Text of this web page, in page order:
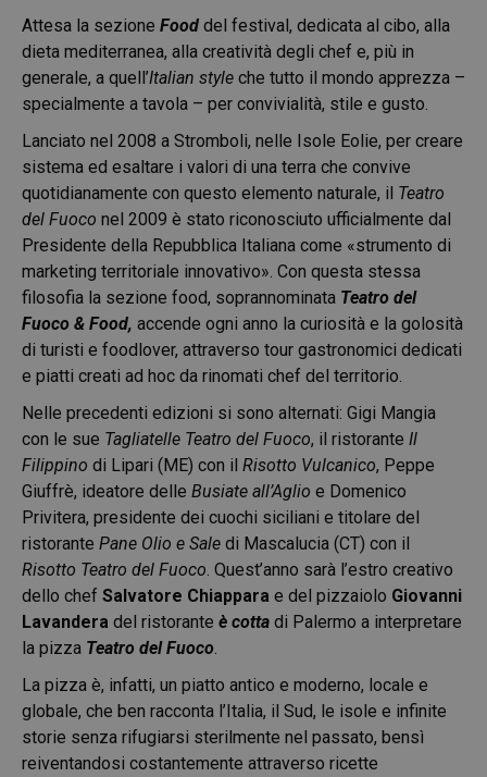
Attesa la sezione Food del festival, dedicata al cibo, alla
dieta mediterranea, alla creatività degli chef e, più in
generale, a quell’Italian style che tutto il mondo apprezza –
specialmente a tavola – per convivialità, stile e gusto.
Lanciato nel 2008 a Stromboli, nelle Isole Eolie, per creare
sistema ed esaltare i valori di una terra che convive
quotidianamente con questo elemento naturale, il Teatro
del Fuoco nel 2009 è stato riconosciuto ufficialmente dal
Presidente della Repubblica Italiana come «strumento di
marketing territoriale innovativo». Con questa stessa
filosofia la sezione food, soprannominata Teatro del
Fuoco & Food, accende ogni anno la curiosità e la golosità
di turisti e foodlover, attraverso tour gastronomici dedicati
e piatti creati ad hoc da rinomati chef del territorio.
Nelle precedenti edizioni si sono alternati: Gigi Mangia
con le sue Tagliatelle Teatro del Fuoco, il ristorante Il
Filippino di Lipari (ME) con il Risotto Vulcanico, Peppe
Giuffrè, ideatore delle Busiate all’Aglio e Domenico
Privitera, presidente dei cuochi siciliani e titolare del
ristorante Pane Olio e Sale di Mascalucia (CT) con il
Risotto Teatro del Fuoco . Quest’anno sarà l’estro creativo
dello chef Salvatore Chiappara e del pizzaiolo Giovanni
Lavandera del ristorante è cotta di Palermo a interpretare
la pizza Teatro del Fuoco
La pizza è, infatti, un piatto antico e moderno, locale e
globale, che ben racconta l’Italia, il Sud, le isole e infinite
storie senza rifugiarsi sterilmente nel passato, bensì
reiventandosi costantemente attraverso ricette